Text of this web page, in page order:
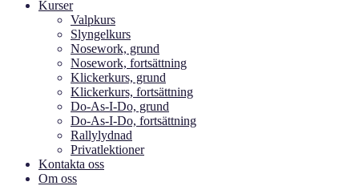
Kurser
Valpkurs
Slyngelkurs
Nosework, grund
Nosework, fortsättning
Klickerkurs, grund
Klickerkurs, fortsättning
Do-As-I-Do, grund
Do-As-I-Do, fortsättning
Rallylydnad
Privatlektioner
Kontakta oss
Om oss